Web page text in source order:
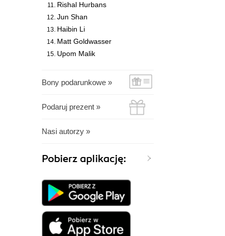
Rishal Hurbans
Jun Shan
Haibin Li
Matt Goldwasser
Upom Malik
Bony podarunkowe »
Podaruj prezent »
Nasi autorzy »
Pobierz aplikację: